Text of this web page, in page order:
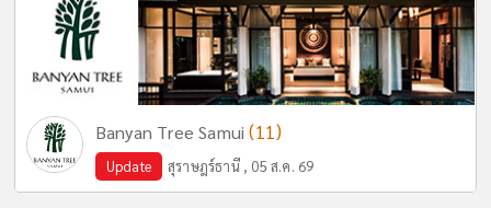
Banyan Tree Samui(11)
Update สุราษฎร์ธานี , 05 ส.ค. 69